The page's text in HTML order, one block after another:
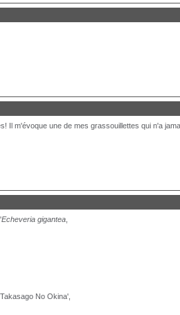
Il m'évoque une de mes grassouillettes qui n'a
Echeveria gigantea
No Okina',